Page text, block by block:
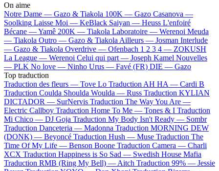
On aime
Notre Dame — Gazo & Tiakola 100K — Gazo Casanova —
Soolking Laisse Moi — KeBlack Saiyan — Heuss L'enfoiré
Bécane —Yamê 200K — Tiakola Laboratoire — Werenoi Meuda
— Tiakola Outro — Gazo & Tiakola Ailleurs — Josman Interlude
— Gazo & Tiakola Overdrive — Ofenbach 1 2 3 4 — ZOKUSH
La League — Werenoi Celui qui part — Joseph Kamel Nouvelles
— PLK No love — Ninho Urus — Favé (FR) DIE — Gazo
Top traduction
Traduction des fleurs — Tove Lo Traduction AH HA — Cardi B
Traduction Coulda Shoulda Woulda — Russ Traduction KYLIAN
DICTADOR — SurNervis Traduction The Way You Are —
Electric Callboy Traduction Home To Me — Tones & I Traduction
Mi Chico — DJ Goja Traduction My Body Isn't Ready — Sombr
Traduction Danceteria — Madonna Traduction MORNING DEW
(DONK) — Beyoncé Traduction Hush — Muse Traduction The
Time Of My Life — Benson Boone Traduction Camera — Charli
XCX Traduction Happiness is So Sad — Swedish House Mafia
Traduction RMB (Ring My Bell) — Aitch Traduction 99% — Jessie